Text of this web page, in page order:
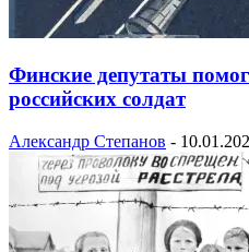
Финские депутаты
российских солдат
Александр Степанов -